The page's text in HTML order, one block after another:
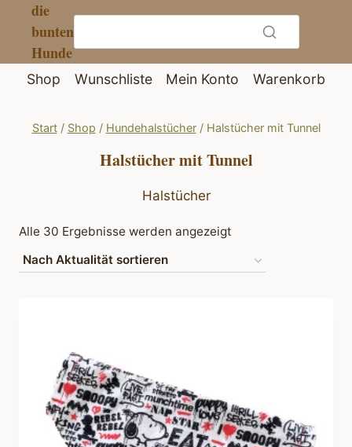
Inhalt
springen
die
bunten
Hunde
Shop Wunschliste Mein Konto Warenkorb
Start / Shop / Hundehalstücher / Halstücher mit Tunnel
Halstücher mit Tunnel
Halstücher
Alle 30 Ergebnisse werden angezeigt
sortiert